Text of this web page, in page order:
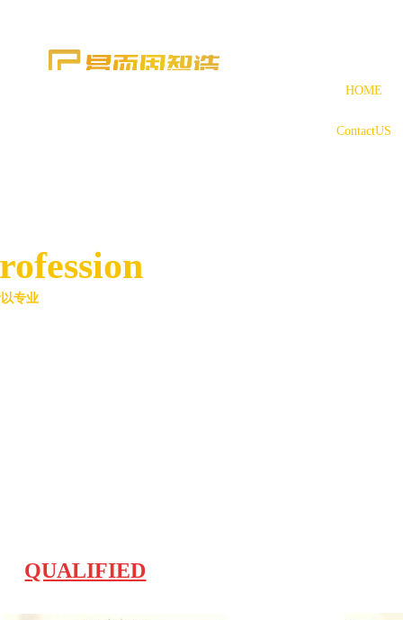
HOME
ContactUS
专业
QUALIFIED